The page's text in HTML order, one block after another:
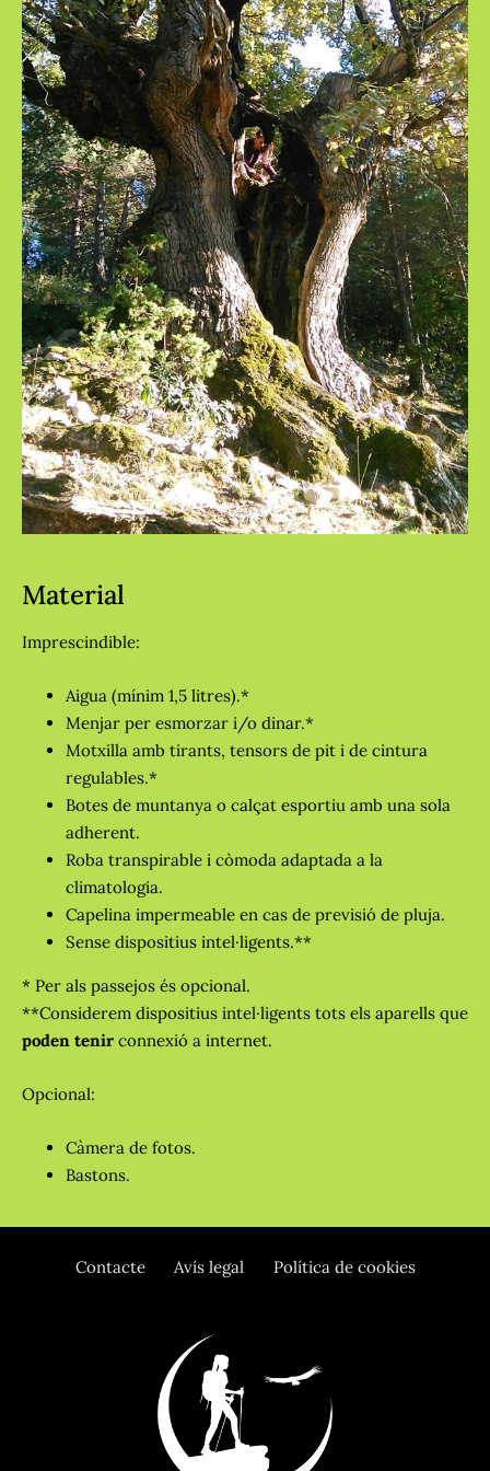
Material
Imprescindible:
Aigua (mínim 1,5 litres).*
Menjar per esmorzar i/o dinar.*
Motxilla amb tirants, tensors de pit i de cintura
regulables.*
Botes de muntanya o calçat esportiu amb una sola
adherent.
Roba transpirable i còmoda adaptada a la
climatologia.
Capelina impermeable en cas de previsió de pluja.
Sense dispositius intel·ligents.**
* Per als passejos és opcional.
**Considerem dispositius intel·ligents tots els aparells que
poden tenir connexió a internet.
Opcional:
Càmera de fotos.
Bastons.
Contacte Avís legal Política de cookies